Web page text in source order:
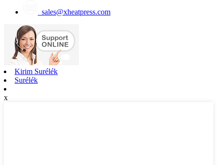
sales@xheatpress.com
Kirim Surélék
Surélék
x